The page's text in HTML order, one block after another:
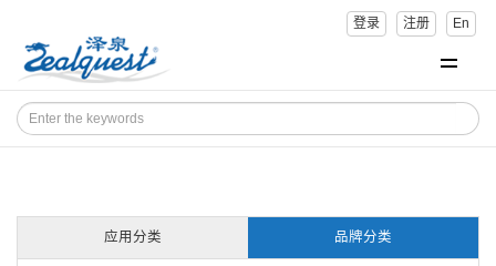
登录 注册 En
应用分类 品牌分类